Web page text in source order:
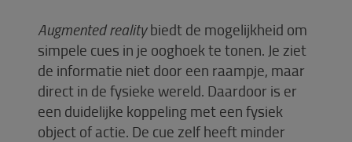
Augmented realitybiedt de mogelijkheid om
simpele cues in je ooghoek te tonen. Je ziet
de informatie niet door een raampje, maar
direct in de fysieke wereld. Daardoor is er
een duidelijke koppeling met een fysiek
object of actie. De cue zelf heeft minder